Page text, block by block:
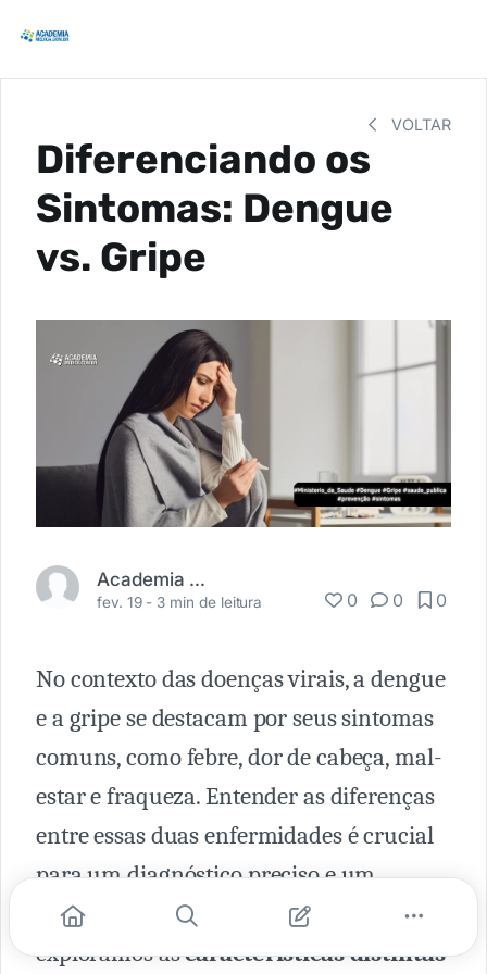
VOLTAR
Diferenciando os
Sintomas: Dengue
vs. Gripe
Academia Médica
fev. 19 - 3 min de leitura 0 0 0
No contexto das doenças virais, a dengue
e a gripe se destacam por seus sintomas
comuns, como febre, dor de cabeça, mal-
estar e fraqueza. Entender as diferenças
entre essas duas enfermidades é crucial
para um diagnóstico preciso e um
tratamento adequado. Neste artigo,
exploramos ascaracterísticas distintas